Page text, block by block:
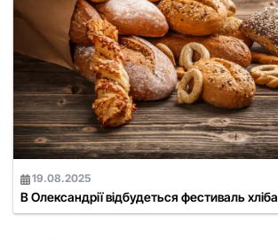
19.08.2025
В Олександрії відбудеться фестиваль хліба